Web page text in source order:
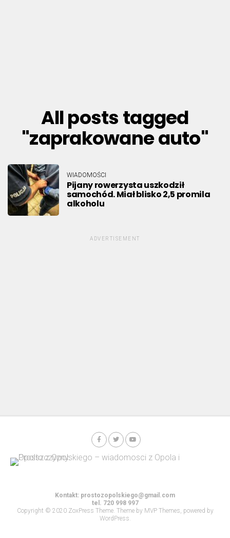
All posts tagged
"zaprakowane auto"
WIADOMOŚCI
Pijany rowerzysta uszkodził
samochód. Miał blisko 2,5 promila
alkoholu
ADVERTISEMENT
Kontakt: prostozopolskiego@gmail.com
tel. 720 998 997
Copyright © 2020 ZoxPress Theme. Theme by MVP Themes, powered by
WordPress.